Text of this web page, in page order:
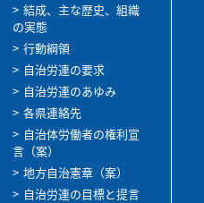
結成、主な歴史、組織
の実態
行動綱領
自治労連の要求
自治労連のあゆみ
各県連絡先
自治体労働者の権利宣
言（案）
地方自治憲章（案）
自治労連の目標と提言